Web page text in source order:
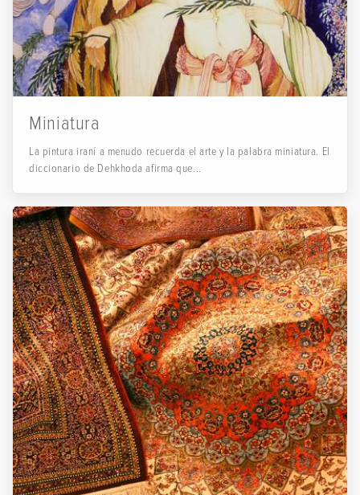
Miniatura
La pintura iraní a menudo recuerda el arte y la palabra miniatura. El
diccionario de Dehkhoda afirma que...